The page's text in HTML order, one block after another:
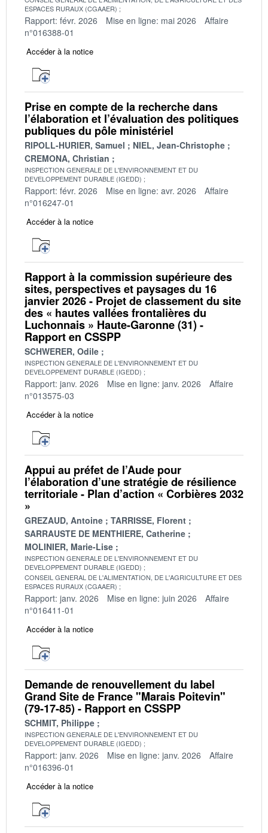
ESPACES RURAUX (CGAAER)
Rapport: févr. 2026 Mise en ligne: mai 2026
Affaire
n°016388-01
Accéder à la notice
Prise en compte de la recherche dans
l’élaboration et l’évaluation des politiques
publiques du pôle ministériel
RIPOLL-HURIER, Samuel
NIEL, Jean-Christophe
CREMONA, Christian
INSPECTION GENERALE DE L'ENVIRONNEMENT ET DU
DEVELOPPEMENT DURABLE (IGEDD)
Rapport: févr. 2026 Mise en ligne: avr. 2026
Affaire
n°016247-01
Accéder à la notice
Rapport à la commission supérieure des
sites, perspectives et paysages du 16
janvier 2026 - Projet de classement du site
des « hautes vallées frontalières du
Luchonnais » Haute-Garonne (31) -
Rapport en CSSPP
SCHWERER, Odile
INSPECTION GENERALE DE L'ENVIRONNEMENT ET DU
DEVELOPPEMENT DURABLE (IGEDD)
Rapport: janv. 2026 Mise en ligne: janv. 2026
Affaire
n°013575-03
Accéder à la notice
Appui au préfet de l’Aude pour
l’élaboration d’une stratégie de résilience
territoriale - Plan d’action « Corbières 2032
»
GREZAUD, Antoine
TARRISSE, Florent
SARRAUSTE DE MENTHIERE, Catherine
MOLINIER, Marie-Lise
INSPECTION GENERALE DE L'ENVIRONNEMENT ET DU
DEVELOPPEMENT DURABLE (IGEDD)
CONSEIL GENERAL DE L'ALIMENTATION, DE L'AGRICULTURE ET DES
ESPACES RURAUX (CGAAER)
Rapport: janv. 2026 Mise en ligne: juin 2026
Affaire
n°016411-01
Accéder à la notice
Demande de renouvellement du label
Grand Site de France "Marais Poitevin"
(79-17-85) - Rapport en CSSPP
SCHMIT, Philippe
INSPECTION GENERALE DE L'ENVIRONNEMENT ET DU
DEVELOPPEMENT DURABLE (IGEDD)
Rapport: janv. 2026 Mise en ligne: janv. 2026
Affaire
n°016396-01
Accéder à la notice